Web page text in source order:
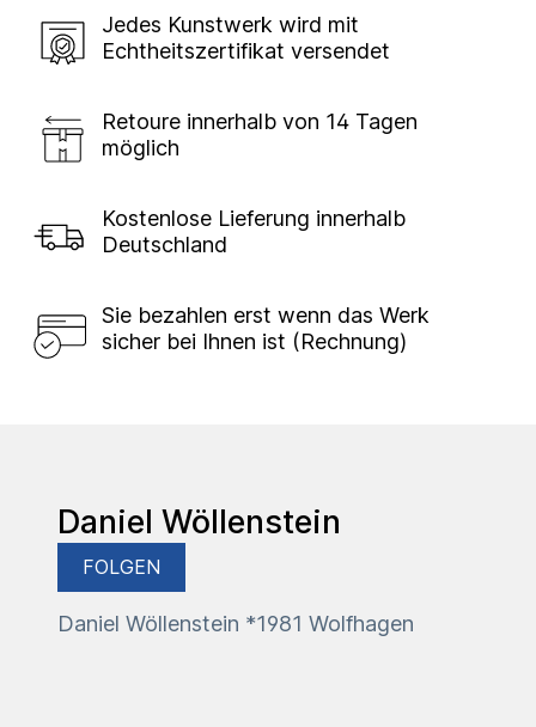
Jedes Kunstwerk wird mit
Echtheitszertifikat versendet
Retoure innerhalb von 14 Tagen
möglich
Kostenlose Lieferung innerhalb
Deutschland
Sie bezahlen erst wenn das Werk
sicher bei Ihnen ist (Rechnung)
Daniel Wöllenstein
FOLGEN
Daniel Wöllenstein *1981 Wolfhagen